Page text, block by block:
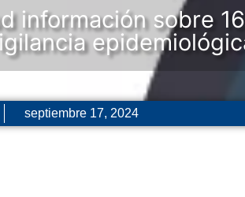
información sobre 16
septiembre 17, 2024